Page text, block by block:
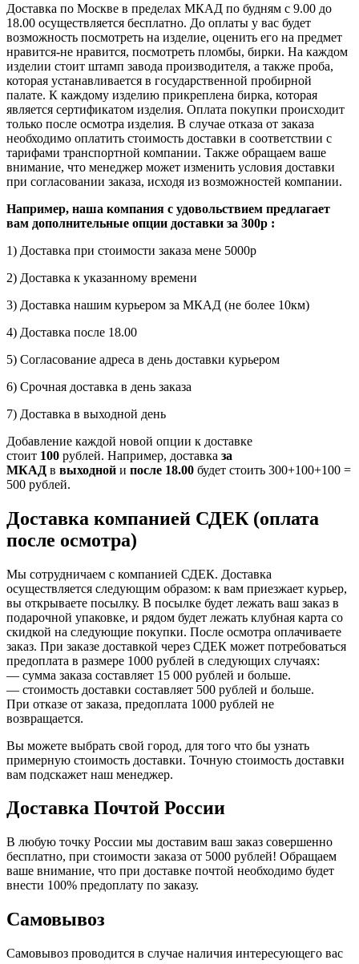
Доставка по Москве в пределах МКАД по будням с 9.00 до
18.00 осуществляется бесплатно. До оплаты у вас будет
возможность посмотреть на изделие, оценить его на предмет
нравится-не нравится, посмотреть пломбы, бирки. На каждом
изделии стоит штамп завода производителя, а также проба,
которая устанавливается в государственной пробирной
палате. К каждому изделию прикреплена бирка, которая
является сертификатом изделия. Оплата покупки происходит
только после осмотра изделия. В случае отказа от заказа
необходимо оплатить стоимость доставки в соответствии с
тарифами транспортной компании. Также обращаем ваше
внимание, что менеджер может изменить условия доставки
при согласовании заказа, исходя из возможностей компании.
Например, наша компания с удовольствием предлагает
вам дополнительные опции доставки за 300р :
1) Доставка при стоимости заказа мене 5000р
2) Доставка к указанному времени
3) Доставка нашим курьером за МКАД (не более 10км)
4) Доставка после 18.00
5) Согласование адреса в день доставки курьером
6) Срочная доставка в день заказа
7) Доставка в выходной день
Добавление каждой новой опции к доставке
стоит 100 рублей. Например, доставка за
МКАД в выходной и после 18.00 будет стоить 300+100+100 =
500 рублей.
Доставка компанией СДЕК (оплата
после осмотра)
Мы сотрудничаем с компанией СДЕК. Доставка
осуществляется следующим образом: к вам приезжает курьер,
вы открываете посылку. В посылке будет лежать ваш заказ в
подарочной упаковке, и рядом будет лежать клубная карта со
скидкой на следующие покупки. После осмотра оплачиваете
заказ. При заказе доставкой через СДЕК может потребоваться
предоплата в размере 1000 рублей в следующих случаях:
— сумма заказа составляет 15 000 рублей и больше.
— стоимость доставки составляет 500 рублей и больше.
При отказе от заказа, предоплата 1000 рублей не
возвращается.
Вы можете выбрать свой город, для того что бы узнать
примерную стоимость доставки. Точную стоимость доставки
вам подскажет наш менеджер.
Доставка Почтой России
В любую точку России мы доставим ваш заказ совершенно
бесплатно, при стоимости заказа от 5000 рублей! Обращаем
ваше внимание, что при доставке почтой необходимо будет
внести 100% предоплату по заказу.
Самовывоз
Самовывоз проводится в случае наличия интересующего вас